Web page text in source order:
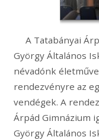
A Tatabányai
György Általános
névadónk
rendezvényre az
vendégek. A
Árpád Gimnázium
György Általános